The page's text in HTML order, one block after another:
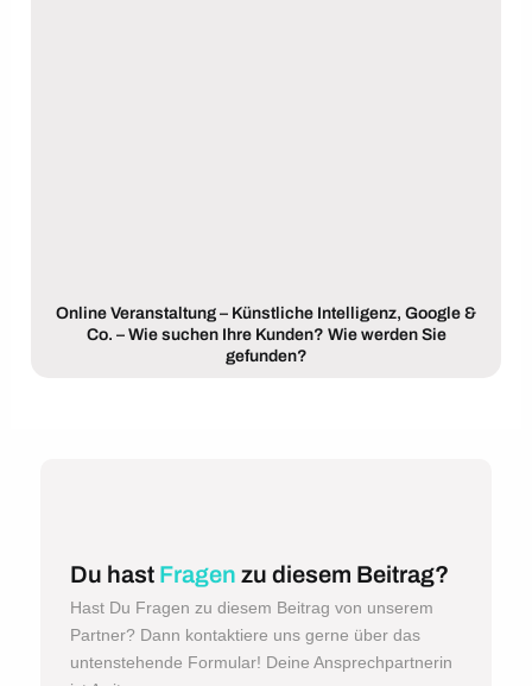
Online Veranstaltung – Künstliche Intelligenz, Google &
Co. – Wie suchen Ihre Kunden? Wie werden Sie
gefunden?
Du hast Fragen zu diesem Beitrag?
Hast Du Fragen zu diesem Beitrag von unserem
Partner? Dann kontaktiere uns gerne über das
untenstehende Formular! Deine Ansprechpartnerin